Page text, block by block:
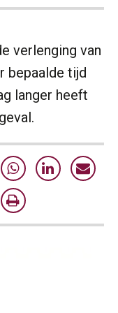
verlenging van
bepaalde tijd
langer heeft